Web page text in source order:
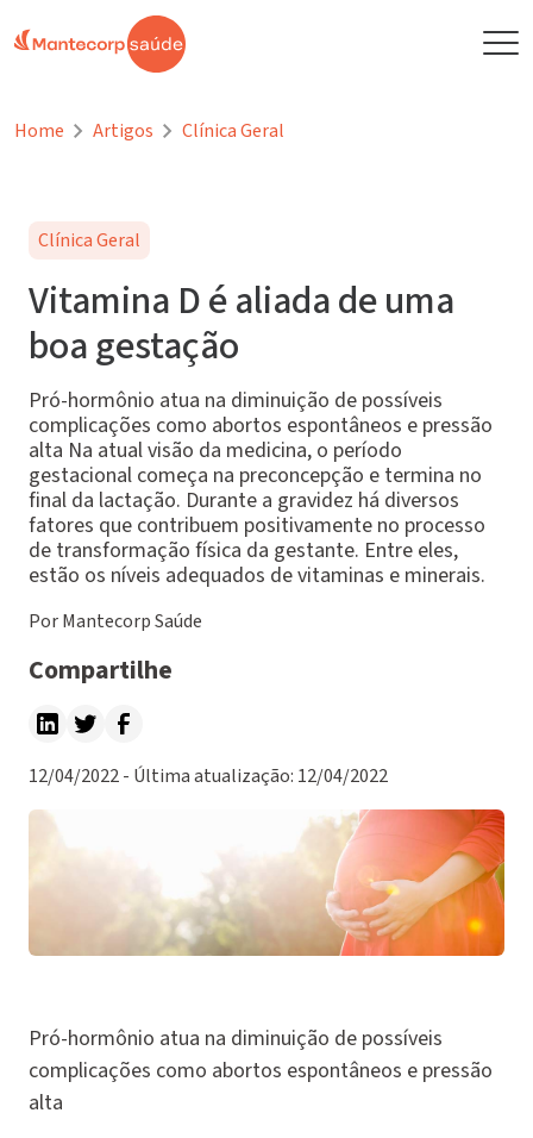
Home Artigos Clínica Geral
Clínica Geral
Vitamina D é aliada de uma
boa gestação
Pró-hormônio atua na diminuição de possíveis
complicações como abortos espontâneos e pressão
alta Na atual visão da medicina, o período
gestacional começa na preconcepção e termina no
final da lactação. Durante a gravidez há diversos
fatores que contribuem positivamente no processo
de transformação física da gestante. Entre eles,
estão os níveis adequados de vitaminas e minerais.
Por Mantecorp Saúde
Compartilhe
12/04/2022 - Última atualização: 12/04/2022
Pró-hormônio atua na diminuição de possíveis
complicações como abortos espontâneos e pressão
alta